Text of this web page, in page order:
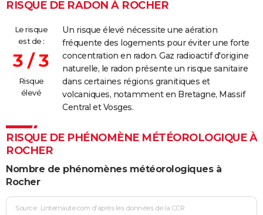
27/07/2002 1 200 0
26/03/2002 38 200 38 200 0
07/09/2001 9 300 4 300 5 000
30/06/1999 2 000 0 2 000
(travaux)
29/08/1989 30 000 0 0
01/08/1984 10 000 0 0
24/08/1981 10 000 0 0
RISQUE DE RADON À ROCHER
Le risque
est de :
3 / 3
Risque
élevé
Un risque élevé nécessite une aération
fréquente des logements pour éviter une forte
concentration en radon. Gaz radioactif d'origine
naturelle, le radon présente un risque sanitaire
dans certaines régions granitiques et
volcaniques, notamment en Bretagne, Massif
Central et Vosges.
RISQUE DE PHÉNOMÈNE MÉTÉOROLOGIQUE À
ROCHER
Nombre de phénomènes météorologiques à
Rocher
Source : Linternaute.com d'après les données de la CCR